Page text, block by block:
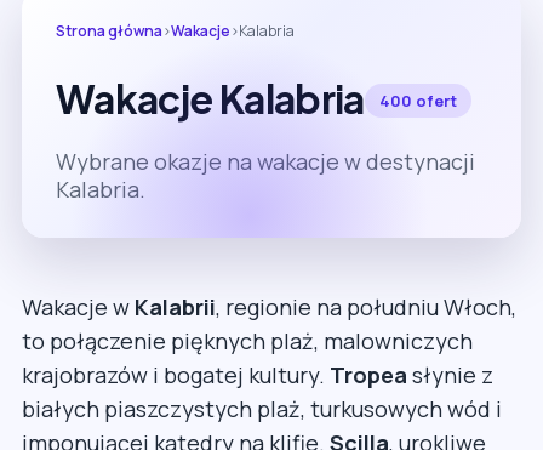
Strona główna›Wakacje›Kalabria
Wakacje Kalabria 400 ofert
Wybrane okazje na wakacje w destynacji
Kalabria.
Wakacje w Kalabrii, regionie na południu Włoch,
to połączenie pięknych plaż, malowniczych
krajobrazów i bogatej kultury. Tropea słynie z
białych piaszczystych plaż, turkusowych wód i
imponującej katedry na klifie. Scilla, urokliwe